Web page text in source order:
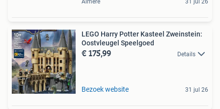
Almere 31 jul 26
LEGO Harry Potter Kasteel Zweinstein:
Oostvleugel Speelgoed
€ 175,99 Details
Bezoek website 31 jul 26